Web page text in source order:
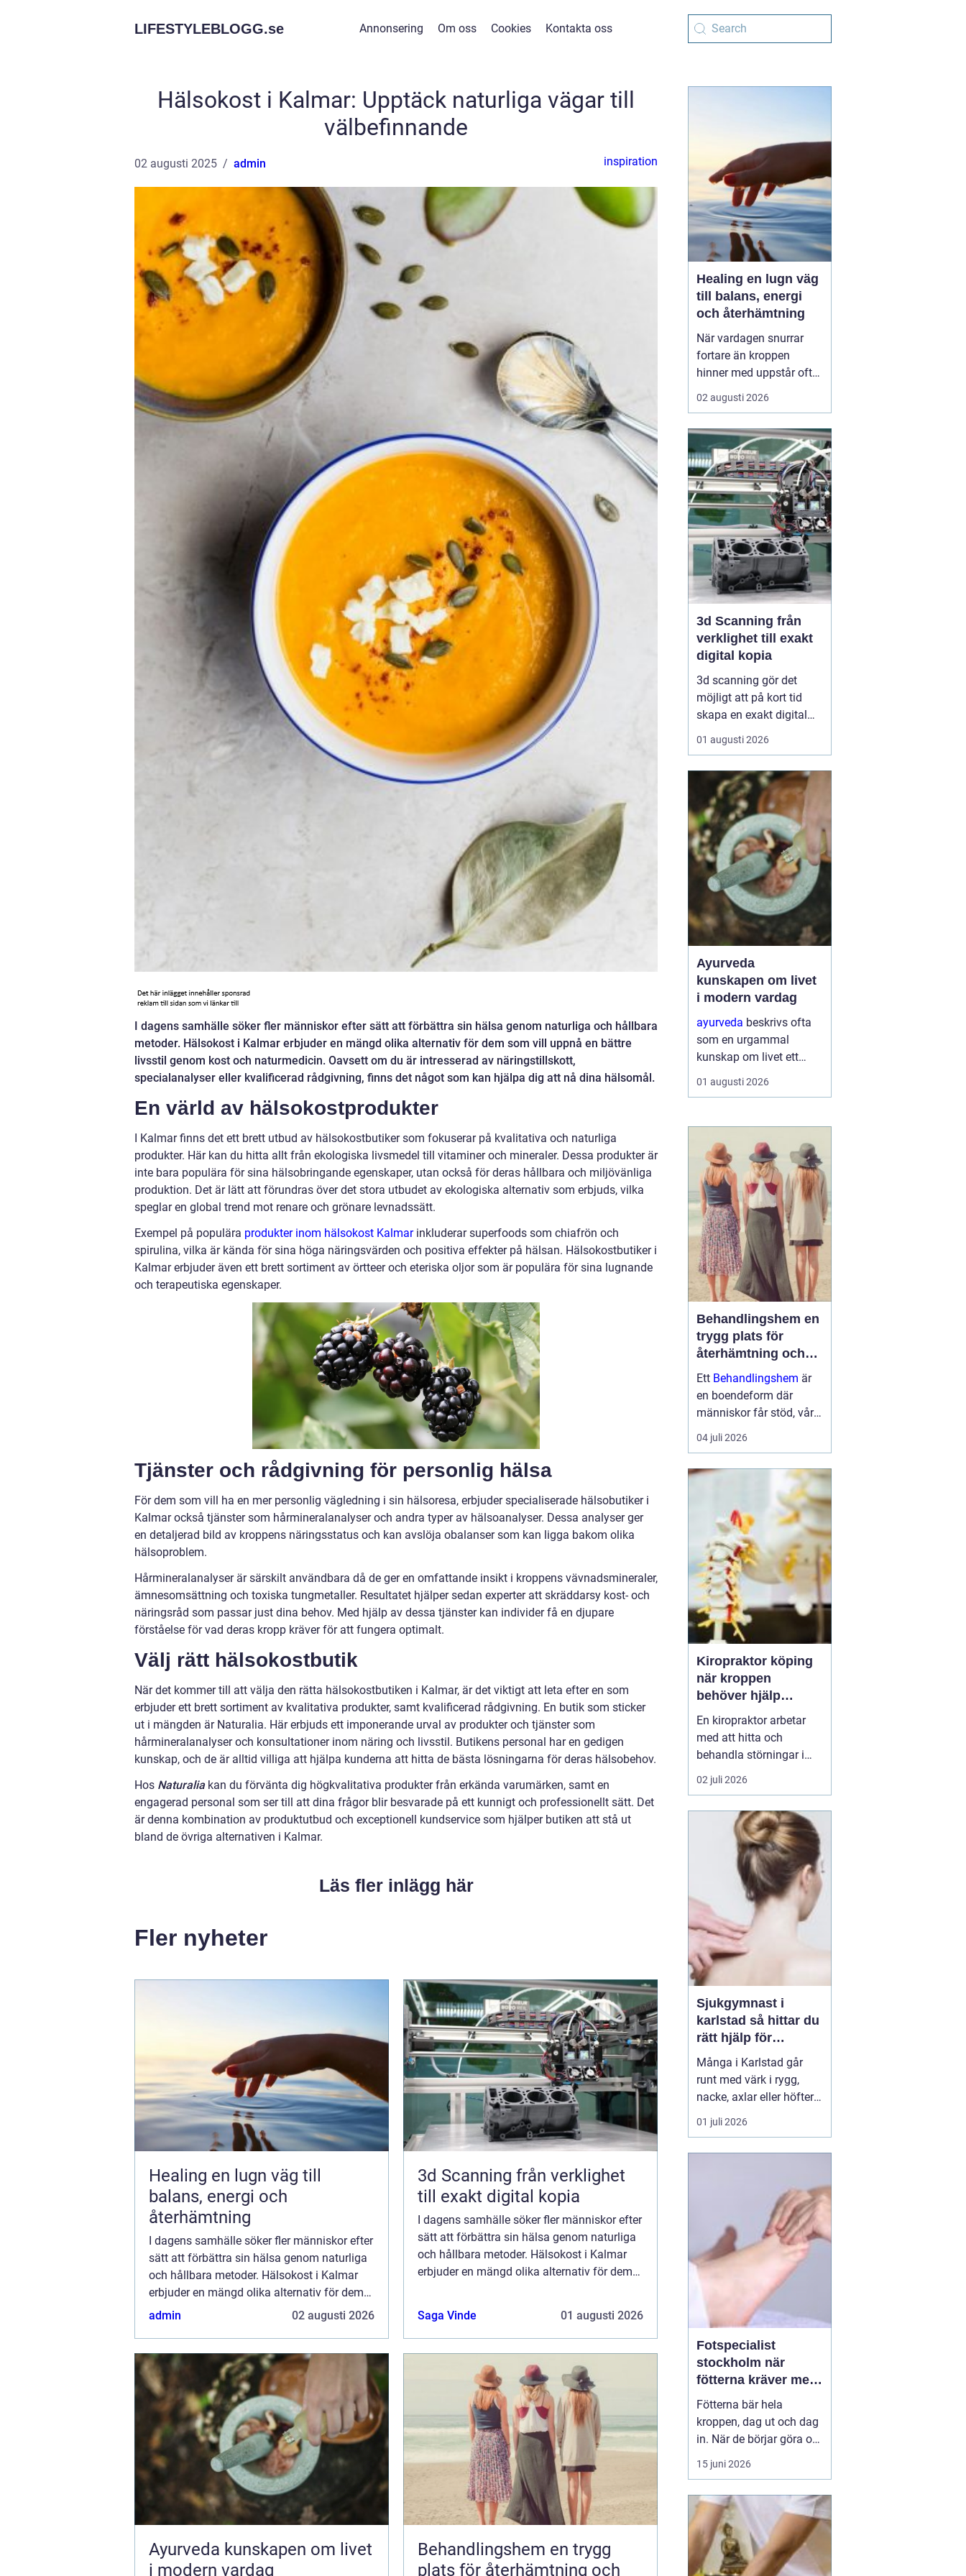
LIFESTYLEBLOGG.se Annonsering Om oss Cookies Kontakta oss
Hälsokost i Kalmar: Upptäck naturliga vägar till
välbefinnande
02 augusti 2025 admin inspiration
I dagens samhälle söker fler människor efter sätt att förbättra sin hälsa genom naturliga och hållbara
metoder. Hälsokost i Kalmar erbjuder en mängd olika alternativ för dem som vill uppnå en bättre
livsstil genom kost och naturmedicin. Oavsett om du är intresserad av näringstillskott,
specialanalyser eller kvalificerad rådgivning, finns det något som kan hjälpa dig att nå dina hälsomål.
En värld av hälsokostprodukter
I Kalmar finns det ett brett utbud av hälsokostbutiker som fokuserar på kvalitativa och naturliga
produkter. Här kan du hitta allt från ekologiska livsmedel till vitaminer och mineraler. Dessa produkter är
inte bara populära för sina hälsobringande egenskaper, utan också för deras hållbara och miljövänliga
produktion. Det är lätt att förundras över det stora utbudet av ekologiska alternativ som erbjuds, vilka
speglar en global trend mot renare och grönare levnadssätt.
Exempel på populära produkter inom hälsokost Kalmarinkluderar superfoods som chiafrön och
spirulina, vilka är kända för sina höga näringsvärden och positiva effekter på hälsan. Hälsokostbutiker i
Kalmar erbjuder även ett brett sortiment av örtteer och eteriska oljor som är populära för sina lugnande
och terapeutiska egenskaper.
Tjänster och rådgivning för personlig hälsa
För dem som vill ha en mer personlig vägledning i sin hälsoresa, erbjuder specialiserade hälsobutiker i
Kalmar också tjänster som hårmineralanalyser och andra typer av hälsoanalyser. Dessa analyser ger
en detaljerad bild av kroppens näringsstatus och kan avslöja obalanser som kan ligga bakom olika
hälsoproblem.
Hårmineralanalyser är särskilt användbara då de ger en omfattande insikt i kroppens vävnadsmineraler,
ämnesomsättning och toxiska tungmetaller. Resultatet hjälper sedan experter att skräddarsy kost- och
näringsråd som passar just dina behov. Med hjälp av dessa tjänster kan individer få en djupare
förståelse för vad deras kropp kräver för att fungera optimalt.
Välj rätt hälsokostbutik
När det kommer till att välja den rätta hälsokostbutiken i Kalmar, är det viktigt att leta efter en som
erbjuder ett brett sortiment av kvalitativa produkter, samt kvalificerad rådgivning. En butik som sticker
ut i mängden är Naturalia. Här erbjuds ett imponerande urval av produkter och tjänster som
hårmineralanalyser och konsultationer inom näring och livsstil. Butikens personal har en gedigen
kunskap, och de är alltid villiga att hjälpa kunderna att hitta de bästa lösningarna för deras hälsobehov.
Hos Naturalia kan du förvänta dig högkvalitativa produkter från erkända varumärken, samt en
engagerad personal som ser till att dina frågor blir besvarade på ett kunnigt och professionellt sätt. Det
är denna kombination av produktutbud och exceptionell kundservice som hjälper butiken att stå ut
bland de övriga alternativen i Kalmar.
Läs fler inlägg här
Fler nyheter
Healing en lugn väg till
balans, energi och
återhämtning
I dagens samhälle söker fler människor efter
sätt att förbättra sin hälsa genom naturliga
och hållbara metoder. Hälsokost i Kalmar
erbjuder en mängd olika alternativ för dem
som vill uppnå...
admin 02 augusti 2026
3d Scanning från verklighet
till exakt digital kopia
I dagens samhälle söker fler människor efter
sätt att förbättra sin hälsa genom naturliga
och hållbara metoder. Hälsokost i Kalmar
erbjuder en mängd olika alternativ för dem
Saga Vinde
01 augusti 2026
Ayurveda kunskapen om livet
i modern vardag
Behandlingshem en trygg
plats för återhämtning och
Healing en lugn väg
till balans, energi
och återhämtning
När vardagen snurrar
fortare än kroppen
hinner med uppstår ofta
spänningar, oro och
trötthet som inte går att
Många börjar då söka
efter metoder som kan
skapa lugn på djupet,
inte bara i tankarna utan
också i kroppen. I den
sökn...
02 augusti 2026
3d Scanning från
verklighet till exakt
digital kopia
3d scanning gör det
möjligt att på kort tid
skapa en exakt digital
kopia av nästan vad
som helst: en liten detalj,
eller en hel fabrik.
Tekniken används i dag
inom industri, bygg,
fastigheter, kulturarv och
infrastruktur för at...
01 augusti 2026
Ayurveda
kunskapen om livet
i modern vardag
ayurveda beskrivs ofta
som en urgammal
kunskap om livet ett
praktiskt system för
hälsa som förenar kropp,
stället för att enbart
fokusera på symptom
försöker ayurvedan
förstå varf...
01 augusti 2026
Behandlingshem en
trygg plats för
återhämtning och
förändring
Ett Behandlingshem är
en boendeform där
människor får stöd, vård
och struktur under en
period i livet när det
öppenvården inte räcker.
Målet är att skapa
trygghet, stabilitet och
förutsättni...
04 juli 2026
Kiropraktor köping
när kroppen
behöver hjälp
tillbaka
En kiropraktor arbetar
med att hitta och
behandla störningar i
kroppens leder, muskler
och nervsystem. Målet
smärta, bättre rörlighet
och en vardag som
fungerar igen.
Kiropraktik passar
många som kämpar
med återkommande
ryggont...
02 juli 2026
Sjukgymnast i
karlstad så hittar du
rätt hjälp för
kroppen
Många i Karlstad går
runt med värk i rygg,
nacke, axlar eller höfter
utan att söka hjälp.
Andra har råkat ut för en
släppa. En legitimerad
sjukgymnast kan då
göra stor skillnad.
Genom n...
01 juli 2026
Fotspecialist
stockholm när
fötterna kräver mer
än vanliga sulor
Fötterna bär hela
kroppen, dag ut och dag
in. När de börjar göra ont
påverkas mer än bara
stegen sömn, träning,
lidande. Många försöker
länge med egenvård,
inlägg från sportbutiken
eller vila, men
15 juni 2026